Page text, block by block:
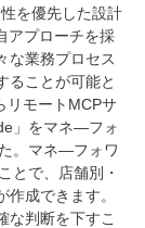
を優先した設計
アプローチを採
な業務プロセス
ることが可能と
リモートMCPサ
」をマネ―フォ
。マネ―フォワ
とで、
店舗別・
成できます。
な判断を下すこ